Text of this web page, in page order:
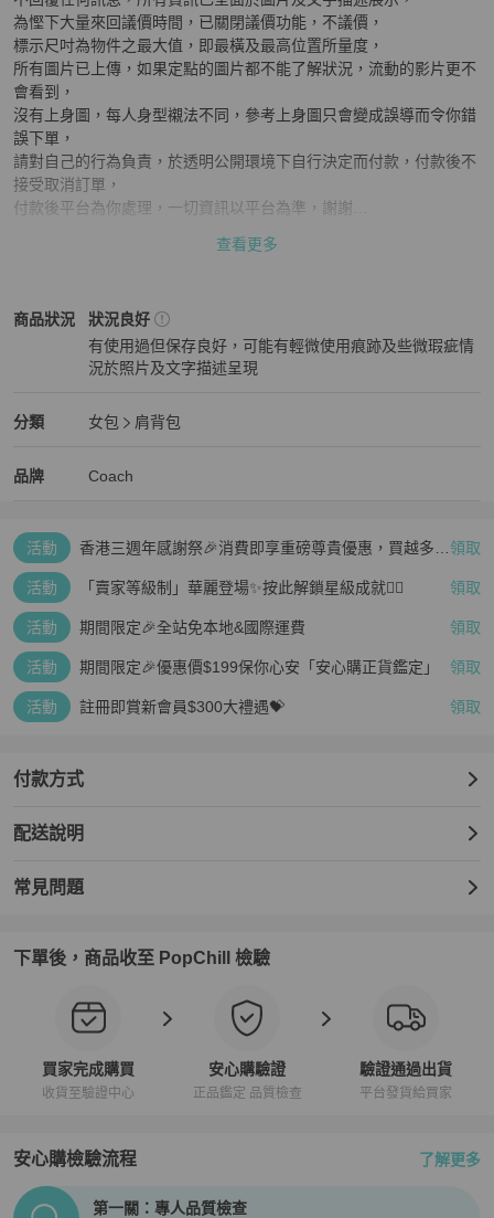
為慳下大量來回議價時間，已關閉議價功能，不議價，
標示尺吋為物件之最大值，即最橫及最高位置所量度，
所有圖片已上傳，如果定點的圖片都不能了解狀況，流動的影片更不
會看到，
沒有上身圖，每人身型襯法不同，參考上身圖只會變成誤導而令你錯
誤下單，
請對自己的行為負責，於透明公開環境下自行決定而付款，付款後不
接受取消訂單，
付款後平台為你處理，一切資訊以平台為準，謝謝
注意：邊角有磨到 ＋ 金屬有花痕
產品尺寸 (人手量度有可能存在1-2cm 誤差)：45CM X 29CM
查看更多
商品狀況
Coach女包 商品狀態與細節
狀況良好
有使用過但保存良好，可能有輕微使用痕跡及些微瑕疵情
況於照片及文字描述呈現
分類
Coach 分類資訊
女包
肩背包
品牌
Coach 女包品牌介紹
Coach
Coach 推薦清單
活動
香港三週年感謝祭🎉消費即享重磅尊貴優惠，買越多、 領取
活動 「賣家等級制」華麗登場✨按此解鎖星級成就👆🏻 領取
活動 期間限定🎉全站免本地&國際運費 領取
活動 期間限定🎉優惠價$199保你心安「安心購正貨鑑定」 領取
活動 註冊即賞新會員$300大禮遇💝 領取
付款方式
配送說明
常見問題
下單後，商品收至 PopChill 檢驗
買家完成購買
收貨至驗證中心
安心購驗證
正品鑑定 品質檢查
驗證通過出貨
平台發貨給買家
安心購檢驗流程 了解更多
PopChill拍拍圈正品驗證、安心購檢驗流程介紹
第一關：專人品質檢查